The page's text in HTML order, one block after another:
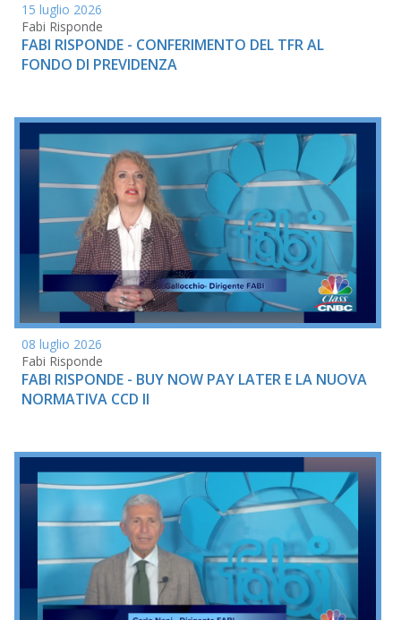
15 luglio 2026
Fabi Risponde
FABI RISPONDE - CONFERIMENTO DEL TFR AL
FONDO DI PREVIDENZA
08 luglio 2026
Fabi Risponde
FABI RISPONDE - BUY NOW PAY LATER E LA NUOVA
NORMATIVA CCD II